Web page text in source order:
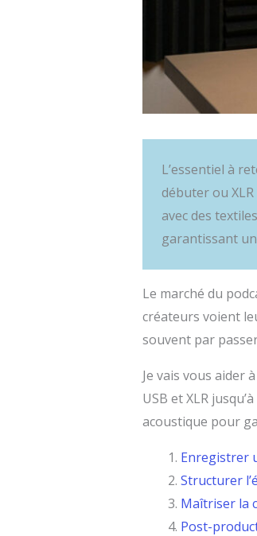
L’essentiel à
débuter ou
avec des
garantissant
Le marché du
créateurs voient
souvent par
Je vais vous aider
USB et XLR
acoustique pour
Enregistrer
Structurer
Maîtriser la
Post-